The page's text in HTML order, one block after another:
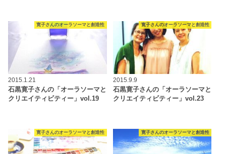
寛子さんのオーラソーマと創造性
2015.1.21
石黒寛子さんの「オーラソーマと
クリエイティビティー」vol.19
寛子さんのオーラソーマと創造性
2015.9.9
石黒寛子さんの「オーラソーマと
クリエイティビティー」vol.23
寛子さんのオーラソーマと創造性 寛子さんのオーラソーマと創造性